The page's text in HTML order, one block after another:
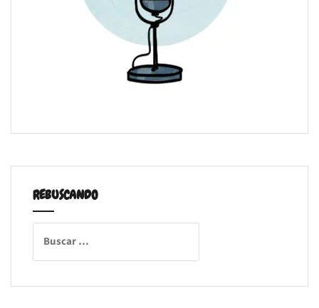
REBUSCANDO